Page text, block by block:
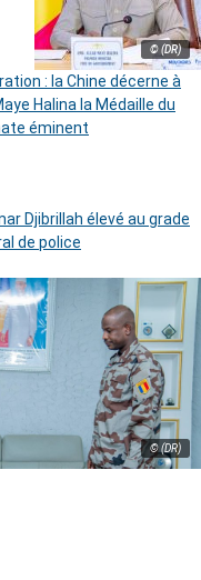
© (DR)
: la Chine décerne à
Halina la Médaille du
éminent
Djibrillah élevé au grade
de police
© (DR)